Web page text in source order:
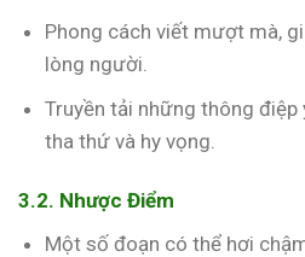
Phong cách viết mượt mà,
lòng người.
Truyền tải những thông điệp
tha thứ và hy vọng.
3.2. Nhược Điểm
Một số đoạn có thể hơi